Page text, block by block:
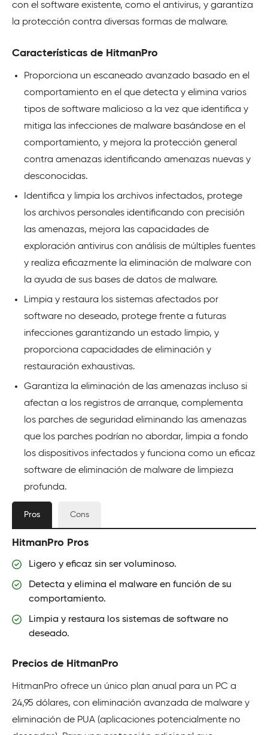
con el software existente, como el antivirus, y garantiza
la protección contra diversas formas de malware.
Características de HitmanPro
Proporciona un escaneado avanzado basado en el
comportamiento en el que detecta y elimina varios
tipos de software malicioso a la vez que identifica y
mitiga las infecciones de malware basándose en el
comportamiento, y mejora la protección general
contra amenazas identificando amenazas nuevas y
desconocidas.
Identifica y limpia los archivos infectados, protege
los archivos personales identificando con precisión
las amenazas, mejora las capacidades de
exploración antivirus con análisis de múltiples fuentes
y realiza eficazmente la eliminación de malware con
la ayuda de sus bases de datos de malware.
Limpia y restaura los sistemas afectados por
software no deseado, protege frente a futuras
infecciones garantizando un estado limpio, y
proporciona capacidades de eliminación y
restauración exhaustivas.
Garantiza la eliminación de las amenazas incluso si
afectan a los registros de arranque, complementa
los parches de seguridad eliminando las amenazas
que los parches podrían no abordar, limpia a fondo
los dispositivos infectados y funciona como un eficaz
software de eliminación de malware de limpieza
profunda.
Pros Cons
HitmanPro Pros
Ligero y eficaz sin ser voluminoso.
Detecta y elimina el malware en función de su
comportamiento.
Limpia y restaura los sistemas de software no
deseado.
Precios de HitmanPro
HitmanPro ofrece un único plan anual para un PC a
24,95 dólares, con eliminación avanzada de malware y
eliminación de PUA (aplicaciones potencialmente no